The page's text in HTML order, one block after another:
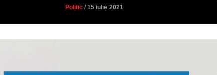
Politic/ 15 iulie 2021